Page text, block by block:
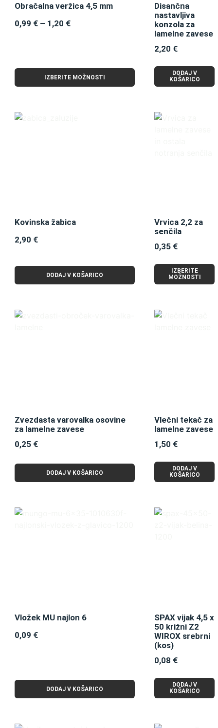
Obračalna veržica 4,5 mm
0,99 € – 1,20 €
IZBERITE MOŽNOSTI
Disančna
nastavljiva
konzola za
lamelne zavese
2,20 €
DODAJ V
KOŠARICO
Kovinska žabica
2,90 €
DODAJ V KOŠARICO
Vrvica 2,2 za
senčila
0,35 €
IZBERITE
MOŽNOSTI
Zvezdasta varovalka osovine
za lamelne zavese
0,25 €
DODAJ V KOŠARICO
Vlečni tekač za
lamelne zavese
1,50 €
DODAJ V
KOŠARICO
Vložek MU najlon 6
0,09 €
DODAJ V KOŠARICO
SPAX vijak 4,5 x
50 križni Z2
WIROX srebrni
(kos)
0,08 €
DODAJ V
KOŠARICO